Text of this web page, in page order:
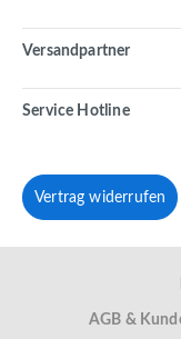
Versandpartner
Service Hotline
Vertrag widerrufen
AGB &